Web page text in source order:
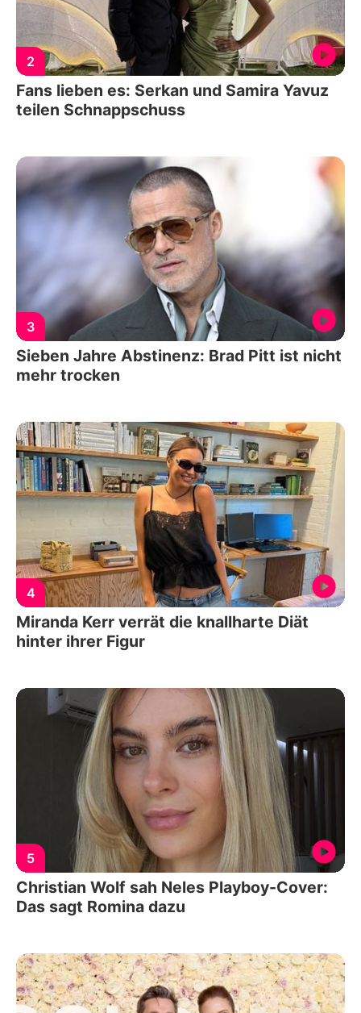
2
Fans lieben es: Serkan und Samira Yavuz
teilen Schnappschuss
3
Sieben Jahre Abstinenz: Brad Pitt ist nicht
mehr trocken
4
Miranda Kerr verrät die knallharte Diät
hinter ihrer Figur
5
Christian Wolf sah Neles Playboy-Cover:
Das sagt Romina dazu